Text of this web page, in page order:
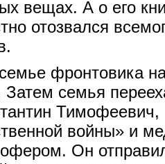
вещах. А о его
отозвался
фронтовика
Затем семья
Тимофеевич,
войны» и
Он